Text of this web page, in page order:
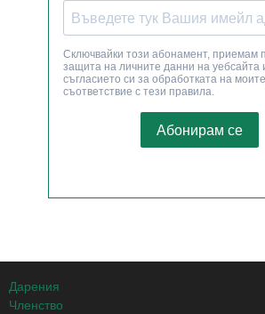
Дарения
Членство